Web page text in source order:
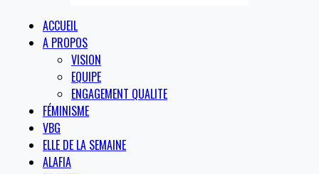
ACCUEIL
A PROPOS
VISION
EQUIPE
ENGAGEMENT QUALITE
FÉMINISME
VBG
ELLE DE LA SEMAINE
ALAFIA